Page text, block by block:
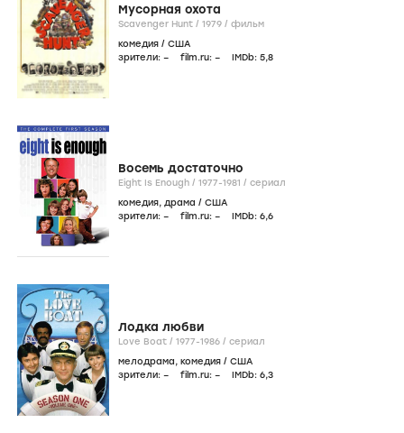
Мусорная охота
Scavenger Hunt / 1979 / фильм
комедия / США
зрители: – film.ru: – IMDb: 5,8
Восемь достаточно
Eight Is Enough / 1977-1981 / сериал
комедия, драма / США
зрители: – film.ru: – IMDb: 6,6
Лодка любви
Love Boat / 1977-1986 / сериал
мелодрама, комедия / США
зрители: – film.ru: – IMDb: 6,3